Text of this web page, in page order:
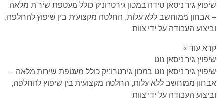
שיפוץ גיר ניסאן טידה במכון גירטרוניק כולל מעטפת שירות מלאה
– אבחון ממוחשב ללא עלות, החלטה מקצועית בין שיפוץ להחלפה,
וביצוע העבודה על ידי צוות
קרא עוד »
שיפוץ גיר ניסאן נוט
שיפוץ גיר ניסאן נוט במכון גירטרוניק כולל מעטפת שירות מלאה –
אבחון ממוחשב ללא עלות, החלטה מקצועית בין שיפוץ להחלפה,
וביצוע העבודה על ידי צוות